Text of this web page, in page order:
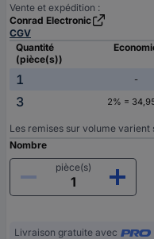
Vente et expédition :
Conrad Electronic
CGV
Quantité
(pièce(s))
1 -
3
2% =
Les remises sur volume varient
Nombre
pièce(s)
Livraison gratuite avec